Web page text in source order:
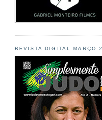
REVISTA DIGITAL MARÇO